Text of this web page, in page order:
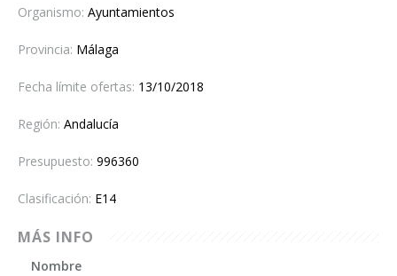
Organismo: Ayuntamientos
Provincia: Málaga
Fecha límite ofertas: 13/10/2018
Región: Andalucía
Presupuesto: 996360
Clasificación: E14
MÁS INFO
Nombre